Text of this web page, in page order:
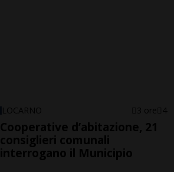
LOCARNO 3 ore 4
Cooperative d’abitazione, 21
consiglieri comunali
interrogano il Municipio